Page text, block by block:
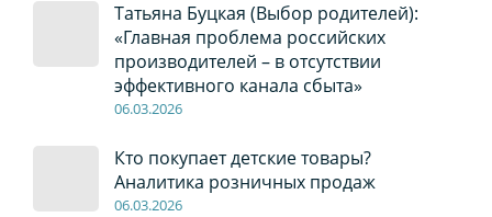
Татьяна Буцкая (Выбор родителей):
«Главная проблема российских
производителей – в отсутствии
эффективного канала сбыта»
06.03.2026
Кто покупает детские товары?
Аналитика розничных продаж
06.03.2026